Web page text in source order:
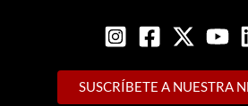
SUSCRÍBETE A NUESTRA